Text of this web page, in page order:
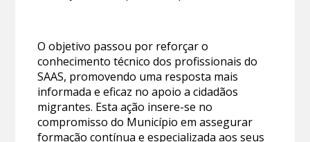
O objetivo passou por reforçar o
conhecimento técnico dos profissionais do
SAAS, promovendo uma resposta mais
informada e eficaz no apoio a cidadãos
migrantes. Esta ação insere-se no
compromisso do Município em assegurar
formação contínua e especializada aos seus